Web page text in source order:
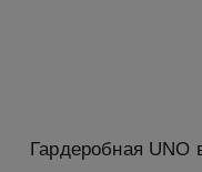
Гардеробная UNO